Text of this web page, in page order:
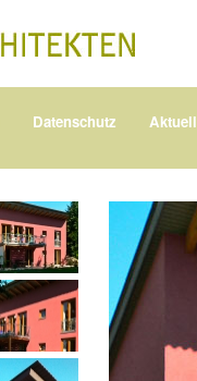
Datenschutz Aktuell